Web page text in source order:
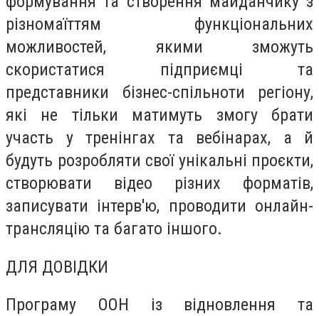
різномаїттям функціональних
можливостей, якими зможуть
скористатися підприємці та
представники бізнес-спільноти регіону,
які не тільки матимуть змогу брати
участь у тренінгах та вебінарах, а й
будуть розробляти свої унікальні проєкти,
створювати відео різних форматів,
записувати інтерв'ю, проводити онлайн-
трансляцію та багато іншого.
ДЛЯ ДОВІДКИ
Програму ООН із відновлення та